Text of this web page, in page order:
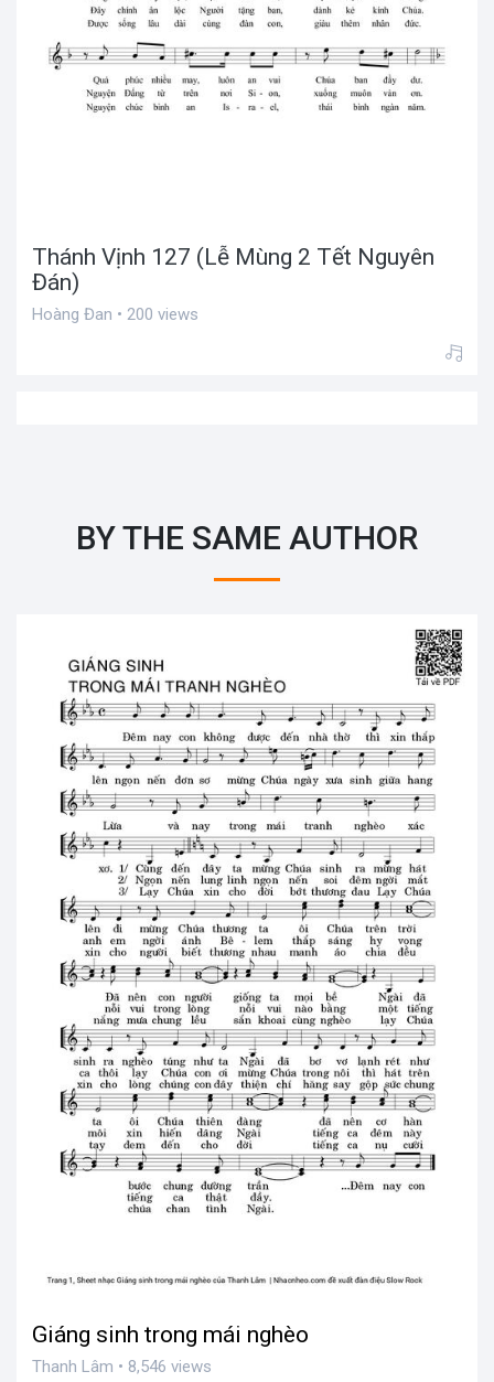
Thánh Vịnh 127 (Lễ Mùng 2 Tết Nguyên
Đán)
Hoàng Đan • 200 views
BY THE SAME AUTHOR
Giáng sinh trong mái nghèo
Thanh Lâm • 8,546 views